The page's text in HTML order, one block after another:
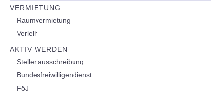
VERMIETUNG
Raumvermietung
Verleih
AKTIV WERDEN
Stellenausschreibung
Bundesfreiwilligendienst
FöJ